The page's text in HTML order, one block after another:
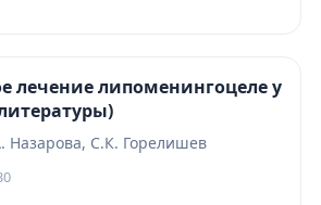
лечение липоменингоцеле у
Назарова, С.К. Горелишев